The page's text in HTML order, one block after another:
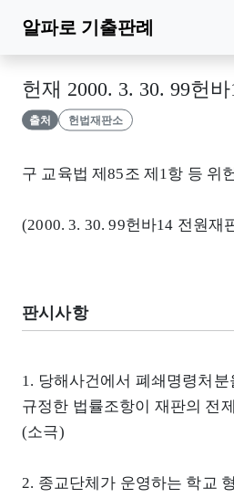
알파로 기출판례
헌재 2000. 3. 30. 99헌
출처 헌법재판소
구 교육법 제85조 제1항 등 위
(2000. 3. 30. 99헌바14 전원재
판시사항
1. 당해사건에서 폐쇄명령처
규정한 법률조항이 재판의 전
(소극)
2. 종교단체가 운영하는 학교